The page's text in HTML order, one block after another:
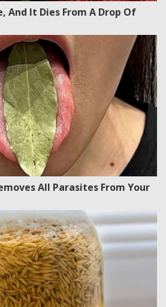
And It Dies From A Drop Of
All Parasites From Your